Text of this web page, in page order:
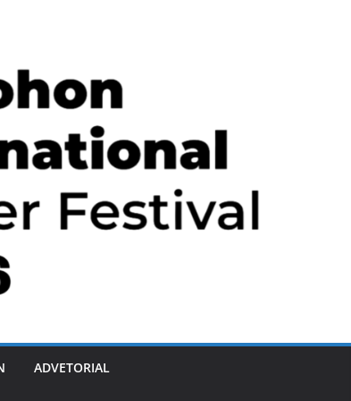
ADVETORIAL